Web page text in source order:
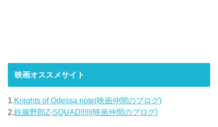
映画オススメサイト
1.Knights of Odessa note(映画仲間のブログ)
2.鉄腸野郎Z-SQUAD!!!!!(映画仲間のブログ)